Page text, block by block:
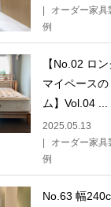
オーダー家具
例
【No.02 ロ
マイペース
ム】Vol.04 ...
2025.05.13
オーダー家具
例
No.63 幅